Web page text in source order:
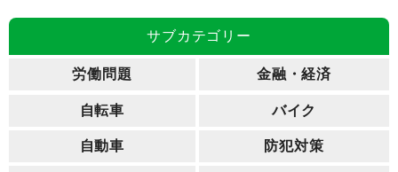
サブカテゴリー
労働問題 金融・経済
自転車 バイク
自動車 防犯対策